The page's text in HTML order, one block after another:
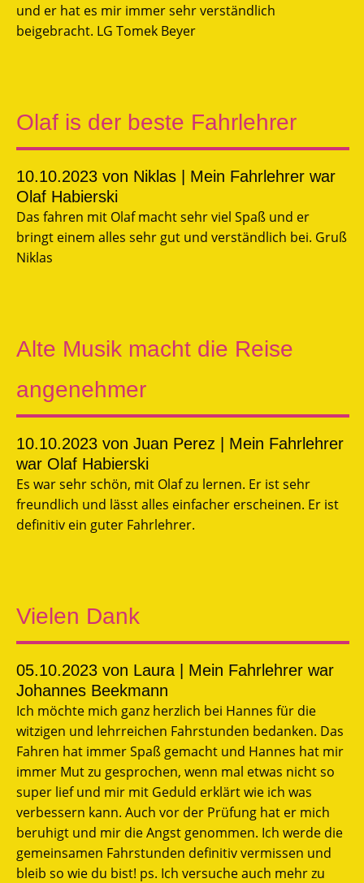
und er hat es mir immer sehr verständlich
beigebracht. LG Tomek Beyer
Olaf is der beste Fahrlehrer
10.10.2023 von Niklas | Mein Fahrlehrer war
Olaf Habierski
Das fahren mit Olaf macht sehr viel Spaß und er
bringt einem alles sehr gut und verständlich bei. Gruß
Niklas
Alte Musik macht die Reise
angenehmer
10.10.2023 von Juan Perez | Mein Fahrlehrer
war Olaf Habierski
Es war sehr schön, mit Olaf zu lernen. Er ist sehr
freundlich und lässt alles einfacher erscheinen. Er ist
definitiv ein guter Fahrlehrer.
Vielen Dank
05.10.2023 von Laura | Mein Fahrlehrer war
Johannes Beekmann
Ich möchte mich ganz herzlich bei Hannes für die
witzigen und lehrreichen Fahrstunden bedanken. Das
Fahren hat immer Spaß gemacht und Hannes hat mir
immer Mut zu gesprochen, wenn mal etwas nicht so
super lief und mir mit Geduld erklärt wie ich was
verbessern kann. Auch vor der Prüfung hat er mich
beruhigt und mir die Angst genommen. Ich werde die
gemeinsamen Fahrstunden definitiv vermissen und
bleib so wie du bist! ps. Ich versuche auch mehr zu